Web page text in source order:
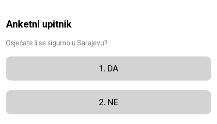
Anketni upitnik
Osjećate li se sigurno u Sarajevu?
1. DA
2. NE